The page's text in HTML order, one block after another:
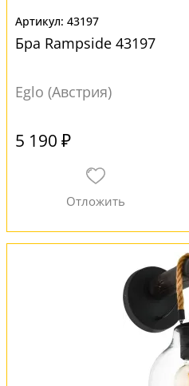
43197
Бра Rampside 43197
Eglo (Австрия)
5 190 ₽